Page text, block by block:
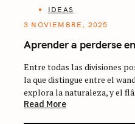
IDEAS
3 NOVIEMBRE, 2025
Aprender a perderse
Entre todas las divisiones
la que distingue entre el
explora la naturaleza, y el
Read More